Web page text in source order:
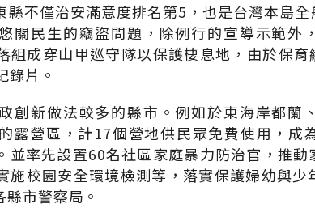
縣不僅治安滿意度排名第5，也是台灣本島全
關民生的竊盜問題，除例行的宣導示範外
組成穿山甲巡守隊以保護棲息地，由於保
錄片。
創新做法較多的縣市。例如於東海岸都蘭
露營區，計17個營地供民眾免費使用，成
並率先設置60名社區家庭暴力防治官，推
施校園安全環境檢測等，落實保護婦幼與
市警察局。